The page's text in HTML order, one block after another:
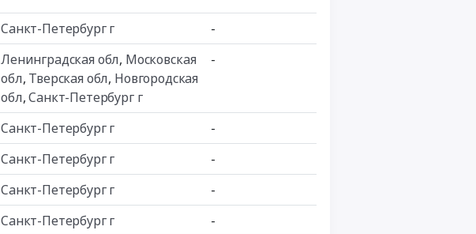
Санкт-Петербург г
-
Ленинградская обл, Московская
обл, Тверская обл, Новгородская
обл,Санкт-Петербург г
-
Санкт-Петербург г
-
Санкт-Петербург г
-
Санкт-Петербург г
-
Санкт-Петербург г
-